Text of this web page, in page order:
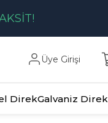
Üye Girişi
DirekGalvaniz Direk